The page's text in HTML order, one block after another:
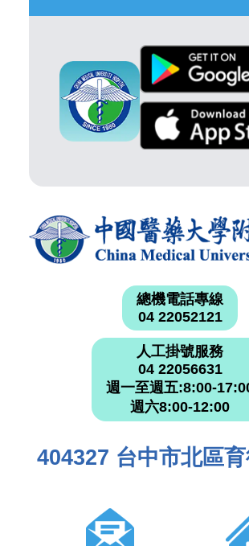
總機電話專線
04 22052121
人工掛號服務
04 22056631
週一至週五:8:00-
週六8:00-12:00
404327 台中市北區